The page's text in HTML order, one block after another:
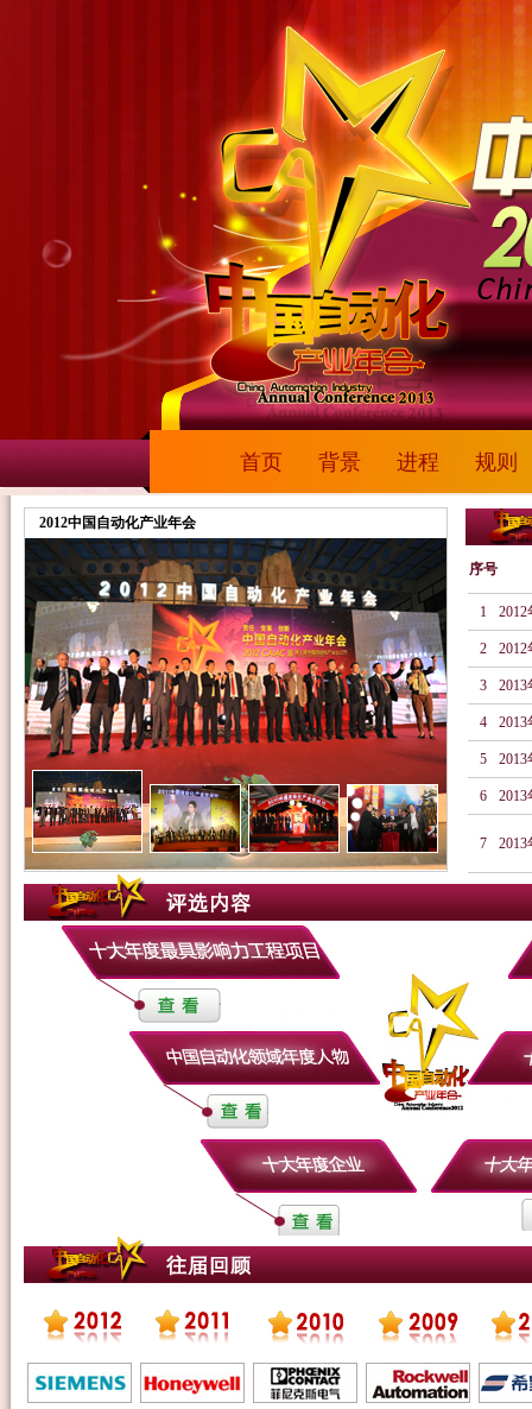
2012中国自动化产业年会
序号
1 2012
2
3 2013
4 2013
5
6 2013
7 2013